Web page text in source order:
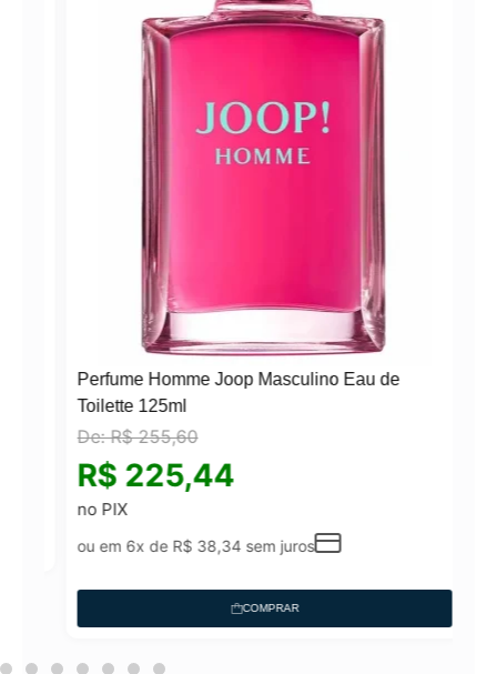
Perfume Homme Joop Masculino Eau de
Toilette 125ml
De:R$255,60
R$225,44
no PIX
ou em 6x deR$38,34sem juros
COMPRAR